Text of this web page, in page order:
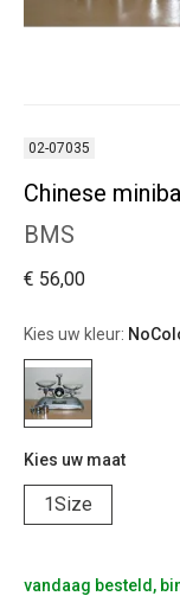
02-07035
Chinese
BMS
€ 56,00
Kies uw kleur:
Kies uw maat
1Size
vandaag besteld,